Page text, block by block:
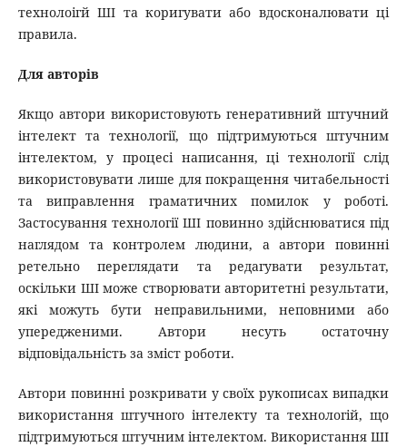
технолоігй ШІ та коригувати або вдосконалювати ці
правила.
Для авторів
Якщо автори використовують генеративний штучний
інтелект та технології, що підтримуються штучним
інтелектом, у процесі написання, ці технології слід
використовувати лише для покращення читабельності
та виправлення граматичних помилок у роботі.
Застосування технології ШІ повинно здійснюватися під
наглядом та контролем людини, а автори повинні
ретельно переглядати та редагувати результат,
оскільки ШІ може створювати авторитетні результати,
які можуть бути неправильними, неповними або
упередженими. Автори несуть остаточну
відповідальність за зміст роботи.
Автори повинні розкривати у своїх рукописах випадки
використання штучного інтелекту та технологій, що
підтримуються штучним інтелектом. Використання ШІ